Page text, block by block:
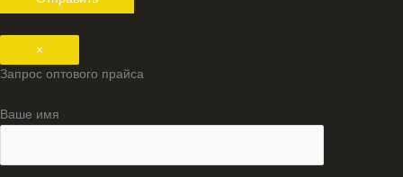
×
Запрос оптового прайса
Ваше имя